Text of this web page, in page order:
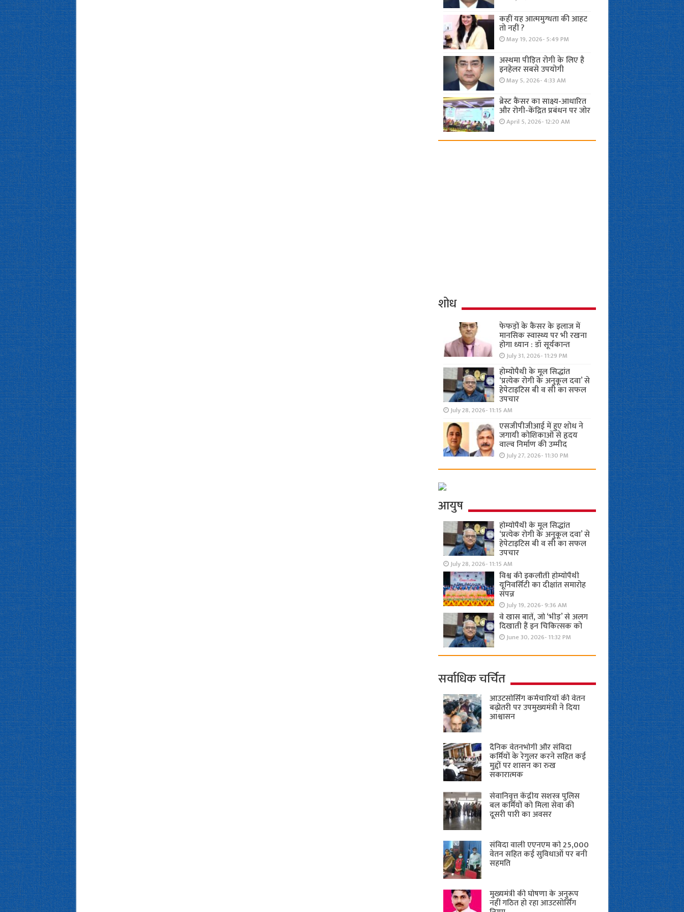
कहीं यह आत्ममुग्धता की आहट
तो नहीं ?
May 19, 2026- 5:49 PM
अस्थमा पीड़ित रोगी के लिए है
इनहेलर सबसे उपयोगी
May 5, 2026- 4:33 AM
ब्रेस्ट कैंसर का साक्ष्य-आधारित
और रोगी-केंद्रित प्रबंधन पर जोर
April 5, 2026- 12:20 AM
शोध
फेफड़ों के कैंसर के इलाज में
मानसिक स्वास्थ्य पर भी रखना
होगा ध्यान : डॉ सूर्यकान्त
July 31, 2026- 11:29 PM
होम्योपैथी के मूल सिद्धांत
‘प्रत्येक रोगी केे अनुकूल दवा’ से
हेपेटाइटिस बी व सी का सफल
उपचार
July 28, 2026- 11:15 AM
एसजीपीजीआई में हुए शोध ने
जगायी कोशिकाओं से हृदय
वाल्व निर्माण की उम्मीद
July 27, 2026- 11:30 PM
आयुष
होम्योपैथी के मूल सिद्धांत
‘प्रत्येक रोगी केे अनुकूल दवा’ से
हेपेटाइटिस बी व सी का सफल
उपचार
July 28, 2026- 11:15 AM
विश्व की इकलौती होम्योपैथी
यूनिवर्सिटी का दीक्षांत समारोह
संपन्न
July 19, 2026- 9:36 AM
वे खास बातें, जो ‘भीड़’ से अलग
दिखाती हैं इन चिकित्सक को
June 30, 2026- 11:32 PM
सर्वाधिक चर्चित
आउटसोर्सिंग कर्मचारियों की वेतन
बढ़ोतरी पर उपमुख्यमंत्री ने दिया
आश्वासन
दैनिक वेतनभोगी और संविदा
कर्मियों के रेगुलर करने सहित कई
मुद्दों पर शासन का रुख
सकारात्मक
सेवानिवृत्त केंद्रीय सशस्त्र पुलिस
बल ​कर्मियों को मिला सेवा की
दूसरी पारी का अवसर
संविदा वाली एएनएम को 25,000
वेतन सहित कई सुविधाओं पर बनी
सहमति
मुख्यमंत्री की घोषणा के अनुरूप
नहीं गठित हो रहा आउटसोर्सिंग